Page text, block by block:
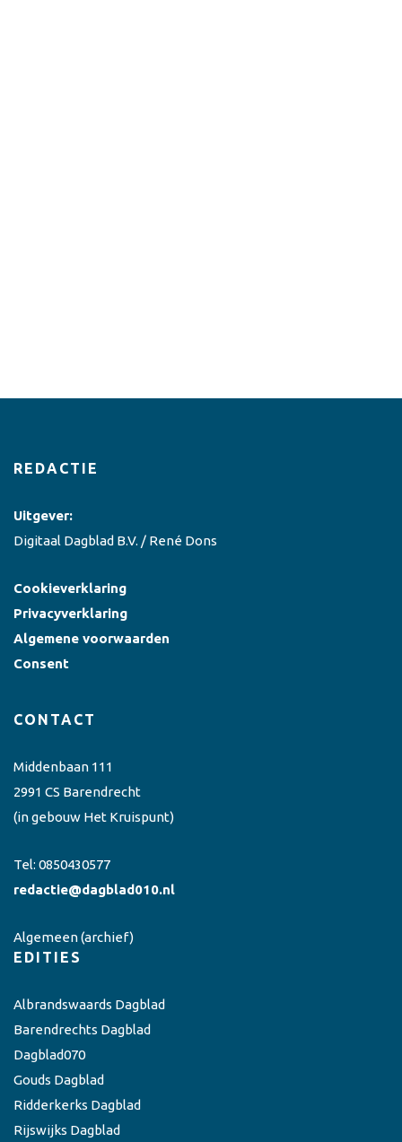
REDACTIE
Uitgever:
Digitaal Dagblad B.V. / René Dons
Cookieverklaring
Privacyverklaring
Algemene voorwaarden
Consent
CONTACT
Middenbaan 111
2991 CS Barendrecht
(in gebouw Het Kruispunt)
Tel: 0850430577
redactie@dagblad010.nl
Algemeen(archief)
EDITIES
Albrandswaards Dagblad
Barendrechts Dagblad
Dagblad070
Gouds Dagblad
Ridderkerks Dagblad
Rijswijks Dagblad